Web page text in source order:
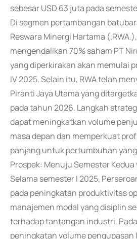
sebesar USD 63 juta pada
Di segmen pertambangan
Reswara Minergi Hartama
mengendalikan 70% saham PT
yang diperkirakan akan memulai
IV 2025. Selain itu, RWA telah
Piranti Jaya Utama yang
pada tahun 2026. Langkah
dapat meningkatkan volume
masa depan dan memperkuat
panjang untuk pertumbuhan
Prospek: Menuju Semester
Selama semester I 2025,
pada peningkatan produktivitas
manajemen modal yang disiplin
terhadap tantangan industri.
peningkatan volume pengupasan